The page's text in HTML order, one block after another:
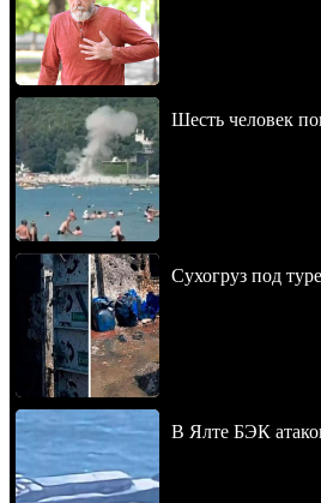
Шесть человек
Сухогруз под
В Ялте БЭК